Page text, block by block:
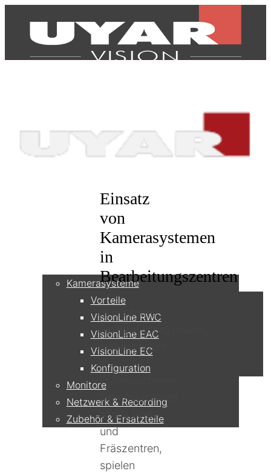
Kamerasysteme
Vorteile
VisionLine RWC
VisionLine EAC
VisionLine EC
Konfiguration
Monitore
Netzwerk & Recording
Zubehör & Ersatzteile
Anwendungen
Einsatz
von
Kamerasystemen
in
Bearbeitungszentren
In modernen
Fertigungsprozessen,
insbesondere
in
Fräsmaschinen,
Drehmaschinen
sowie Dreh-
und
Fräszentren,
spielen